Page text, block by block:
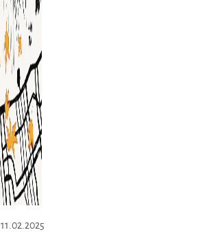
11.02.2025